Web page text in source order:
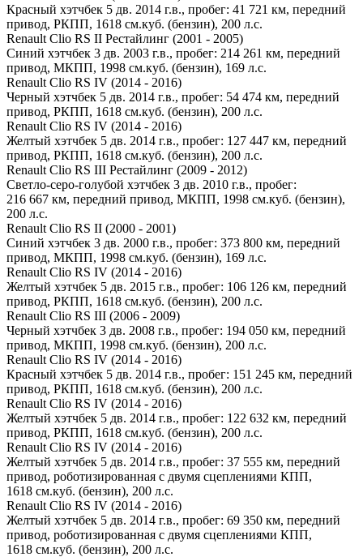
Красный хэтчбек 5 дв. 2014 г.в., пробег: 41 721 км, передний
привод, РКПП, 1618 см.куб. (бензин), 200 л.с.
Renault Clio RS II Рестайлинг (2001 - 2005)
Синий хэтчбек 3 дв. 2003 г.в., пробег: 214 261 км, передний
привод, МКПП, 1998 см.куб. (бензин), 169 л.с.
Renault Clio RS IV (2014 - 2016)
Черный хэтчбек 5 дв. 2014 г.в., пробег: 54 474 км, передний
привод, РКПП, 1618 см.куб. (бензин), 200 л.с.
Renault Clio RS IV (2014 - 2016)
Желтый хэтчбек 5 дв. 2014 г.в., пробег: 127 447 км, передний
привод, РКПП, 1618 см.куб. (бензин), 200 л.с.
Renault Clio RS III Рестайлинг (2009 - 2012)
Светло-серо-голубой хэтчбек 3 дв. 2010 г.в., пробег:
216 667 км, передний привод, МКПП, 1998 см.куб. (бензин),
200 л.с.
Renault Clio RS II (2000 - 2001)
Синий хэтчбек 3 дв. 2000 г.в., пробег: 373 800 км, передний
привод, МКПП, 1998 см.куб. (бензин), 169 л.с.
Renault Clio RS IV (2014 - 2016)
Желтый хэтчбек 5 дв. 2015 г.в., пробег: 106 126 км, передний
привод, РКПП, 1618 см.куб. (бензин), 200 л.с.
Renault Clio RS III (2006 - 2009)
Черный хэтчбек 3 дв. 2008 г.в., пробег: 194 050 км, передний
привод, МКПП, 1998 см.куб. (бензин), 200 л.с.
Renault Clio RS IV (2014 - 2016)
Красный хэтчбек 5 дв. 2014 г.в., пробег: 151 245 км, передний
привод, РКПП, 1618 см.куб. (бензин), 200 л.с.
Renault Clio RS IV (2014 - 2016)
Желтый хэтчбек 5 дв. 2014 г.в., пробег: 122 632 км, передний
привод, РКПП, 1618 см.куб. (бензин), 200 л.с.
Renault Clio RS IV (2014 - 2016)
Желтый хэтчбек 5 дв. 2014 г.в., пробег: 37 555 км, передний
привод, роботизированная с двумя сцеплениями КПП,
1618 см.куб. (бензин), 200 л.с.
Renault Clio RS IV (2014 - 2016)
Желтый хэтчбек 5 дв. 2014 г.в., пробег: 69 350 км, передний
привод, роботизированная с двумя сцеплениями КПП,
1618 см.куб. (бензин), 200 л.с.